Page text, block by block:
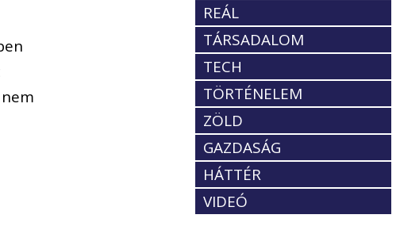
REÁL
TÁRSADALOM
TECH
TÖRTÉNELEM
ZÖLD
GAZDASÁG
HÁTTÉR
VIDEÓ